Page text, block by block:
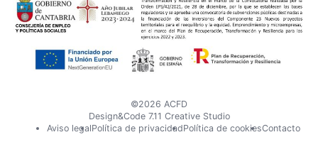
en
X
en
Instagram
©2026 ACFD
Design&Code 7.11 Creative Studio
Pie
Aviso legalPolítica de privacidadPolítica de cookiesContacto